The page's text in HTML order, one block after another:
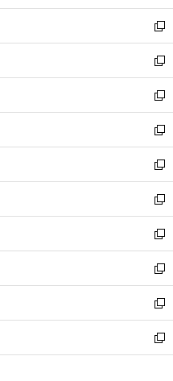
開
く
ウ
で
開
く
ン
ド
ウ
で
開
く
ウ
ィ
ン
ド
ウ
で
開
く
新
し
い
ウ
ィ
ン
ド
ウ
で
開
く
新
し
い
ウ
ィ
ン
ド
ウ
で
開
く
新
し
い
ウ
ィ
ン
ド
ウ
で
開
く
新
し
い
ウ
ィ
ン
ド
ウ
で
開
く
新
し
い
ウ
ィ
ン
ド
ウ
で
開
く
新
し
い
ウ
ィ
ン
ド
ウ
で
開
新
し
い
ウ
ィ
ン
ド
ウ
新
し
い
ウ
ィ
ン
新
し
い
ウ
新
し